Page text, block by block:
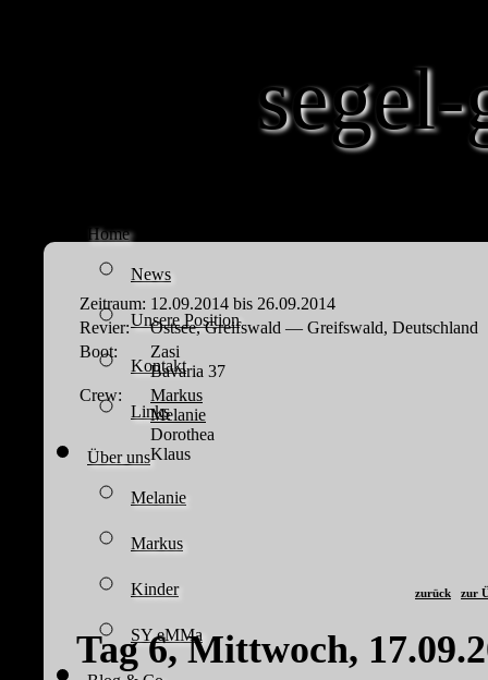
Home
News
Unsere Position
Kontakt
Links
Über uns
Melanie
Markus
Kinder
SY eMMa
Zeitraum: 12.09.2014 bis 26.09.2014
Revier:
Ostsee, Greifswald — Greifswald, Deutschland
Boot:
Zasi
Bavaria 37
Crew:
Markus
Melanie
Dorothea
Klaus
zurück zur
Tag 6, Mittwoch,